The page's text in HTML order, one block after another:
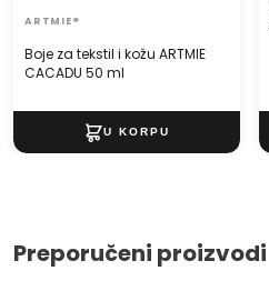
Boje za tekstil i kožu ARTMIE
CACADU 50 ml
ARTMIE®
Preporučeni proizvodi